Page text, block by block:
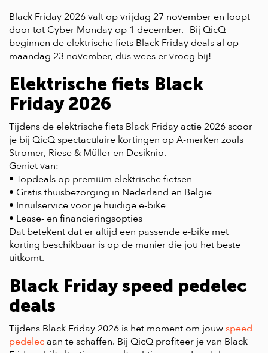
Black Friday 2026 valt op vrijdag 27 november en loopt
door tot Cyber Monday op 1 december. Bij QicQ
beginnen de elektrische fiets Black Friday deals al op
maandag 23 november, dus wees er vroeg bij!
Elektrische fiets Black
Friday 2026
Tijdens de elektrische fiets Black Friday actie 2026 scoor
je bij QicQ spectaculaire kortingen op A-merken zoals
Stromer, Riese & Müller en Desiknio.
Geniet van:
• Topdeals op premium elektrische fietsen
• Gratis thuisbezorging in Nederland en België
• Inruilservice voor je huidige e-bike
• Lease- en financieringsopties
Dat betekent dat er altijd een passende e-bike met
korting beschikbaar is op de manier die jou het beste
uitkomt.
Black Friday speed pedelec
deals
Tijdens Black Friday 2026 is het moment om jouwspeed
pedelec aan te schaffen. Bij QicQ profiteer je van Black